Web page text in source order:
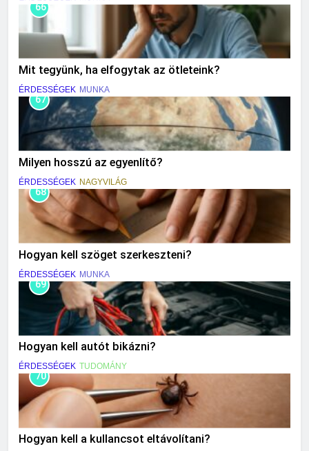
66
Mit tegyünk, ha elfogytak az ötleteink?
ÉRDESSÉGEK MUNKA
67
Milyen hosszú az egyenlítő?
ÉRDESSÉGEK NAGYVILÁG
68
Hogyan kell szöget szerkeszteni?
ÉRDESSÉGEK MUNKA
69
Hogyan kell autót bikázni?
ÉRDESSÉGEK TUDOMÁNY
70
Hogyan kell a kullancsot eltávolítani?